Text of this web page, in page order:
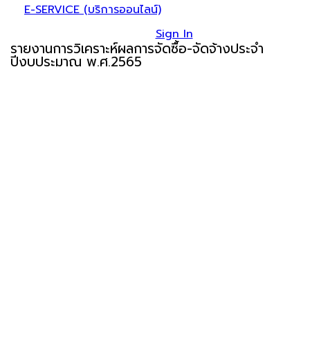
E-SERVICE (บริการออนไลน์)
Sign In
รายงานการวิเคราะห์ผลการจัดซื้อ-จัดจ้างประจำ
ปีงบประมาณ พ.ศ.2565